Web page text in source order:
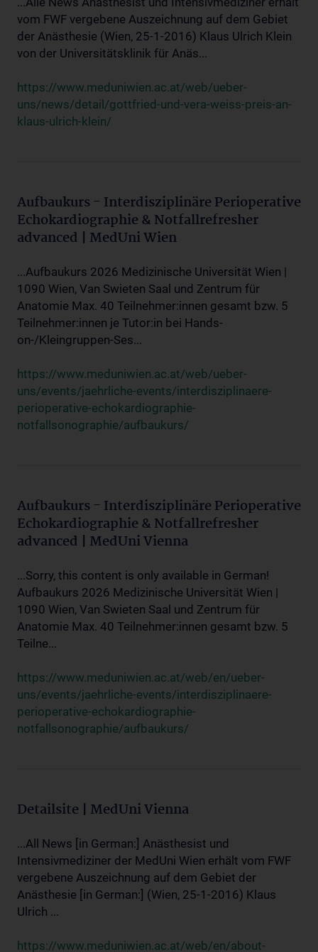
vom FWF vergebene Auszeichnung auf dem Gebiet
der Anästhesie (Wien, 25-1-2016) Klaus Ulrich Klein
von der Universitätsklinik für Anäs...
https://www.meduniwien.ac.at/web/ueber-
uns/news/detail/gottfried-und-vera-weiss-preis-an-
klaus-ulrich-klein/
Aufbaukurs - Interdisziplinäre Perioperative
Echokardiographie & Notfallrefresher
advanced | MedUni Wien
...Aufbaukurs 2026 Medizinische Universität Wien |
1090 Wien, Van Swieten Saal und Zentrum für
Anatomie Max. 40 Teilnehmer:innen gesamt bzw. 5
Teilnehmer:innen je Tutor:in bei Hands-
on-/Kleingruppen-Ses...
https://www.meduniwien.ac.at/web/ueber-
uns/events/jaehrliche-events/interdisziplinaere-
perioperative-echokardiographie-
notfallsonographie/aufbaukurs/
Aufbaukurs - Interdisziplinäre Perioperative
Echokardiographie & Notfallrefresher
advanced | MedUni Vienna
...Sorry, this content is only available in German!
Aufbaukurs 2026 Medizinische Universität Wien |
1090 Wien, Van Swieten Saal und Zentrum für
Anatomie Max. 40 Teilnehmer:innen gesamt bzw. 5
Teilne...
https://www.meduniwien.ac.at/web/en/ueber-
uns/events/jaehrliche-events/interdisziplinaere-
perioperative-echokardiographie-
notfallsonographie/aufbaukurs/
Detailsite | MedUni Vienna
...All News [in German:] Anästhesist und
Intensivmediziner der MedUni Wien erhält vom FWF
vergebene Auszeichnung auf dem Gebiet der
Anästhesie [in German:] (Wien, 25-1-2016) Klaus
Ulrich ...
https://www.meduniwien.ac.at/web/en/about-